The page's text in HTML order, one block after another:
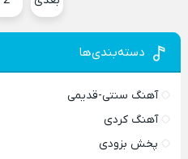
دسته‌بندی‌ها
آهنگ سنتی-قدیمی
آهنگ کردی
پخش بزودی